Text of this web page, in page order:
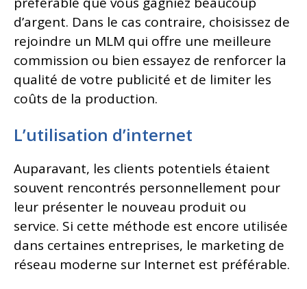
d’argent. Dans le cas contraire, choisissez de
rejoindre un MLM qui offre une meilleure
commission ou bien essayez de renforcer la
qualité de votre publicité et de limiter les
coûts de la production.
L’utilisation d’internet
Auparavant, les clients potentiels étaient
souvent rencontrés personnellement pour
leur présenter le nouveau produit ou
service. Si cette méthode est encore utilisée
dans certaines entreprises, le marketing de
réseau moderne sur Internet est préférable.